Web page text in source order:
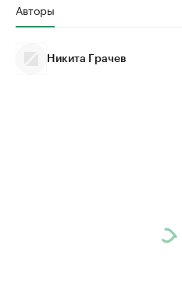
Авторы
Никита Грачев